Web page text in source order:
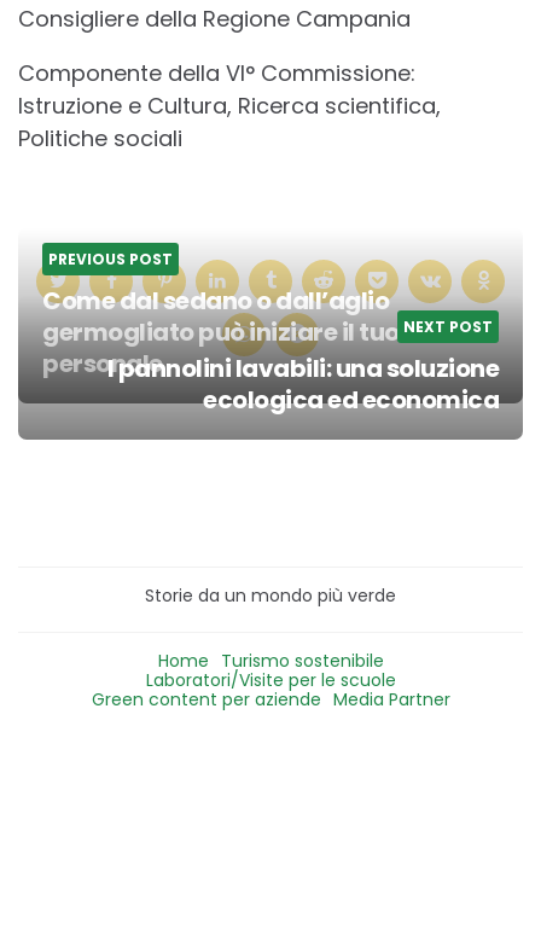
Consigliere della Regione Campania
Componente della VI° Commissione:
Istruzione e Cultura, Ricerca scientifica,
Politiche sociali
Post
navigation
PREVIOUS POST
Come dal sedano o dall’aglio
germogliato può iniziare il tuo orto
personale
NEXT POST
I pannolini lavabili: una soluzione
ecologica ed economica
Storie da un mondo più verde
Home Turismo sostenibile
Laboratori/Visite per le scuole
Green content per aziende Media Partner